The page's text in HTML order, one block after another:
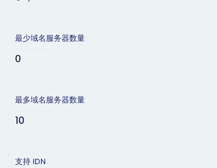
最少域名服务器数量
0
最多域名服务器数量
10
支持 IDN